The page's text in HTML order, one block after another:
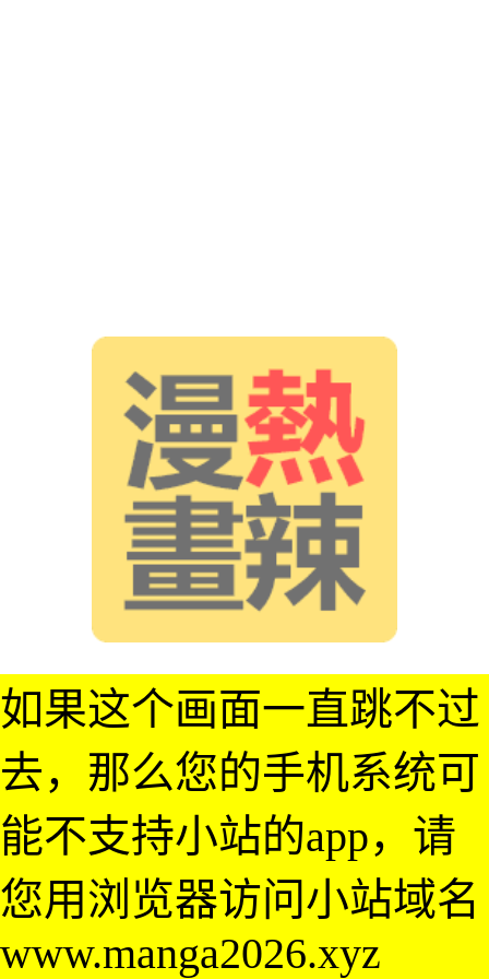
如果这个画面一直跳不过
去，那么您的手机系统可
能不支持小站的app，请
您用浏览器访问小站域名
www.manga2026.xyz